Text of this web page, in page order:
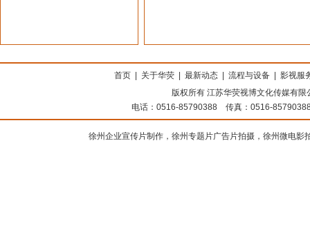
首页 关于华荧 最新动态 流程与设备
影视服
版权所有 江苏华荧视博文化传媒有
电话：0516-85790388 传真：0516-
徐州企业宣传片制作，徐州专题片广告片拍摄，徐州微电